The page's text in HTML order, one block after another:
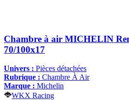
Chambre à air MICHELIN
70/100x17
Univers : Pièces détachées
Rubrique : Chambre À Air
Marque : Michelin
WKX Racing